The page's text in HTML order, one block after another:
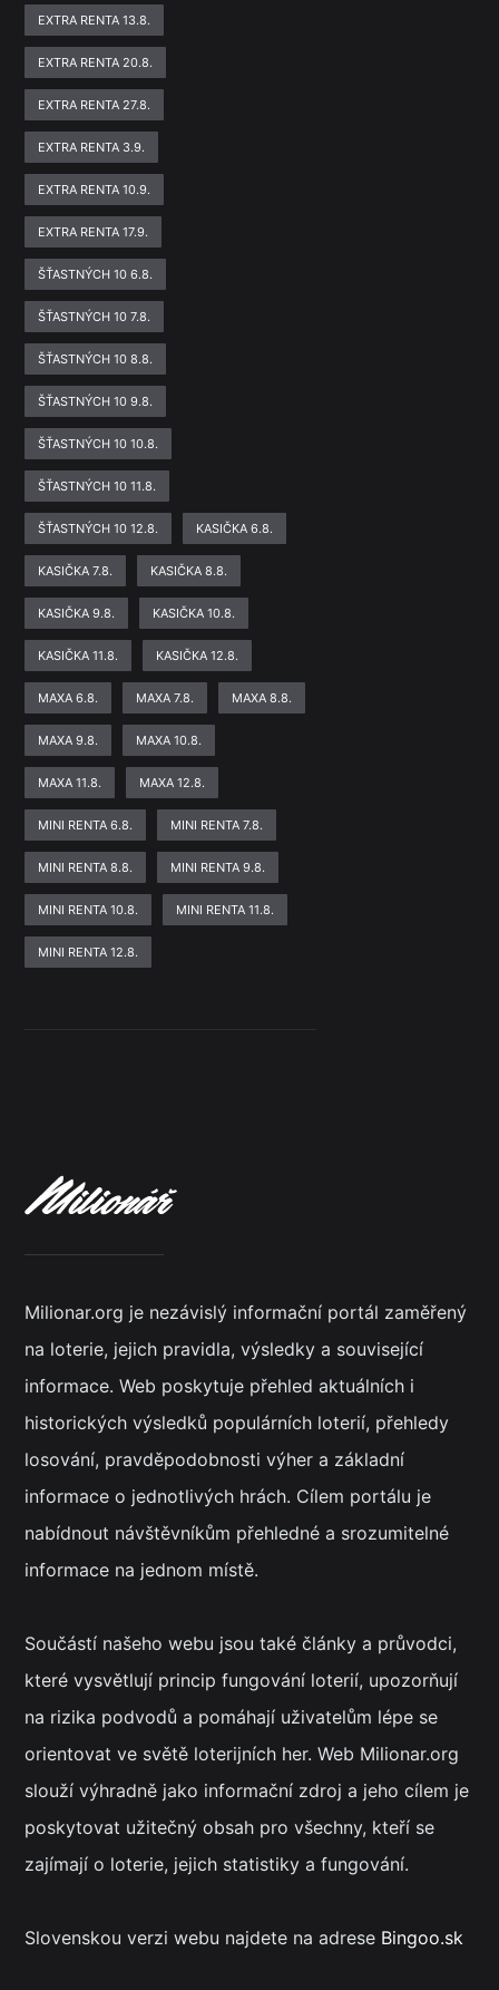
EXTRA RENTA 13.8.
EXTRA RENTA 20.8.
EXTRA RENTA 27.8.
EXTRA RENTA 3.9.
EXTRA RENTA 10.9.
EXTRA RENTA 17.9.
ŠŤASTNÝCH 10 6.8.
ŠŤASTNÝCH 10 7.8.
ŠŤASTNÝCH 10 8.8.
ŠŤASTNÝCH 10 9.8.
ŠŤASTNÝCH 10 10.8.
ŠŤASTNÝCH 10 11.8.
ŠŤASTNÝCH 10 12.8. KASIČKA 6.8.
KASIČKA 7.8. KASIČKA 8.8.
KASIČKA 9.8. KASIČKA 10.8.
KASIČKA 11.8. KASIČKA 12.8.
MAXA 6.8. MAXA 7.8. MAXA 8.8.
MAXA 9.8. MAXA 10.8.
MAXA 11.8. MAXA 12.8.
MINI RENTA 6.8. MINI RENTA 7.8.
MINI RENTA 8.8. MINI RENTA 9.8.
MINI RENTA 10.8. MINI RENTA 11.8.
MINI RENTA 12.8.
Milionar.org je nezávislý informační portál zaměřený
na loterie, jejich pravidla, výsledky a související
informace. Web poskytuje přehled aktuálních i
historických výsledků populárních loterií, přehledy
losování, pravděpodobnosti výher a základní
informace o jednotlivých hrách. Cílem portálu je
nabídnout návštěvníkům přehledné a srozumitelné
informace na jednom místě.
Součástí našeho webu jsou také články a průvodci,
které vysvětlují princip fungování loterií, upozorňují
na rizika podvodů a pomáhají uživatelům lépe se
orientovat ve světě loterijních her. Web Milionar.org
slouží výhradně jako informační zdroj a jeho cílem je
poskytovat užitečný obsah pro všechny, kteří se
zajímají o loterie, jejich statistiky a fungování.
Slovenskou verzi webu najdete na adrese Bingoo.sk